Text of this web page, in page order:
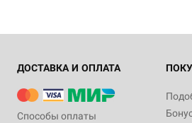
ДОСТАВКА И ОПЛАТА
Способы оплаты